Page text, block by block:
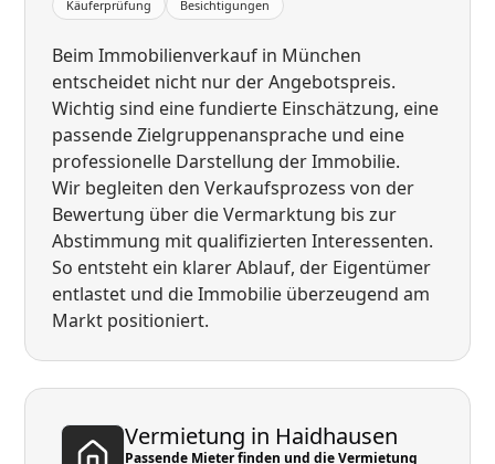
Käuferprüfung
Besichtigungen
Beim Immobilienverkauf in München
entscheidet nicht nur der Angebotspreis.
Wichtig sind eine fundierte Einschätzung, eine
passende Zielgruppenansprache und eine
professionelle Darstellung der Immobilie.
Wir begleiten den Verkaufsprozess von der
Bewertung über die Vermarktung bis zur
Abstimmung mit qualifizierten Interessenten.
So entsteht ein klarer Ablauf, der Eigentümer
entlastet und die Immobilie überzeugend am
Markt positioniert.
Vermietung in Haidhausen
Passende Mieter finden und die Vermietung